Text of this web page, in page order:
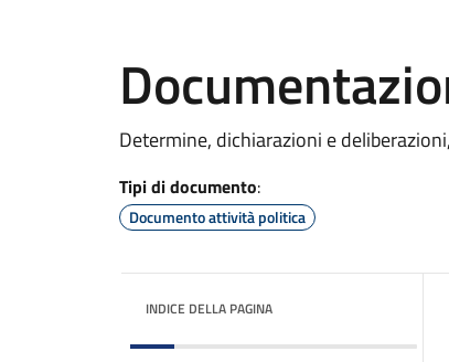
Determine, dichiarazioni e deliberazioni,
Tipi di documento:
Documento attività politica
INDICE DELLA PAGINA